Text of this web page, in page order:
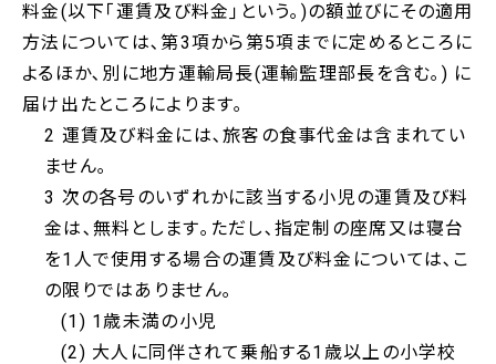
料金(以下｢運賃及び料金｣という｡)の額並びにその適用
方法については､第3項から第5項までに定めるところに
よるほか､別に地方運輸局長(運輸監理部長を含む｡) に
届け出たところによります｡
2 運賃及び料金には､旅客の食事代金は含まれてい
ません｡
3 次の各号のいずれかに該当する小児の運賃及び料
金は､無料とします｡ただし､指定制の座席又は寝台
を1人で使用する場合の運賃及び料金については､こ
の限りではありません｡
(1) 1歳未満の小児
(2) 大人に同伴されて乗船する1歳以上の小学校